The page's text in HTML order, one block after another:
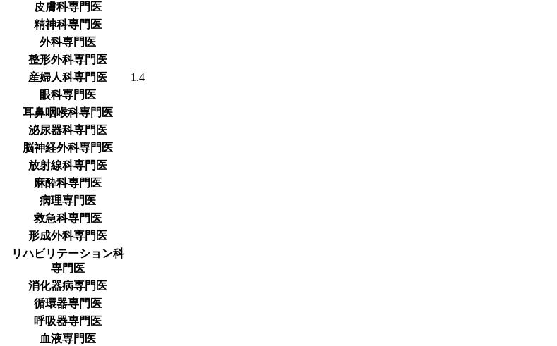
皮膚科専門医
精神科専門医
外科専門医
整形外科専門医
産婦人科専門医
1.4
眼科専門医
耳鼻咽喉科専門医
泌尿器科専門医
脳神経外科専門医
放射線科専門医
麻酔科専門医
病理専門医
救急科専門医
形成外科専門医
リハビリテーション科
専門医
消化器病専門医
循環器専門医
呼吸器専門医
血液専門医